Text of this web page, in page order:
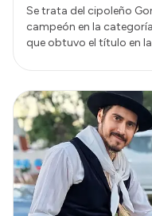
Se trata del cipoleño
campeón en la
que obtuvo el título en